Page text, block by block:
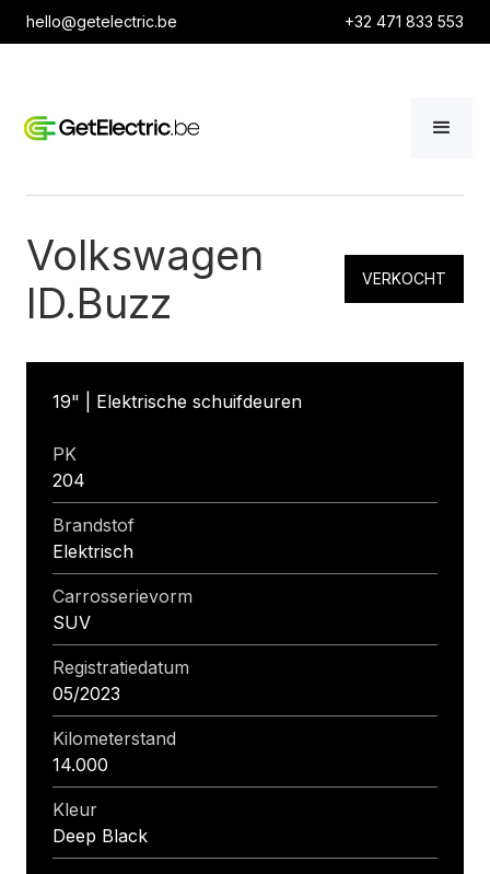
hello@getelectric.be +32 471 833 553
Volkswagen
ID.Buzz
VERKOCHT
19" | Elektrische schuifdeuren
PK
204
Brandstof
Elektrisch
Carrosserievorm
SUV
Registratiedatum
05/2023
Kilometerstand
14.000
Kleur
Deep Black